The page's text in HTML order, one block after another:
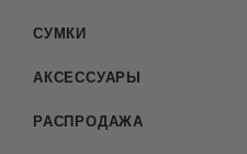
СУМКИ
АКСЕССУАРЫ
РАСПРОДАЖА